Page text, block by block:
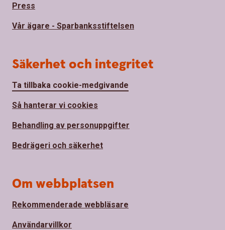
Press
Vår ägare - Sparbanksstiftelsen
Säkerhet och integritet
Ta tillbaka cookie-medgivande
Så hanterar vi cookies
Behandling av personuppgifter
Bedrägeri och säkerhet
Om webbplatsen
Rekommenderade webbläsare
Användarvillkor